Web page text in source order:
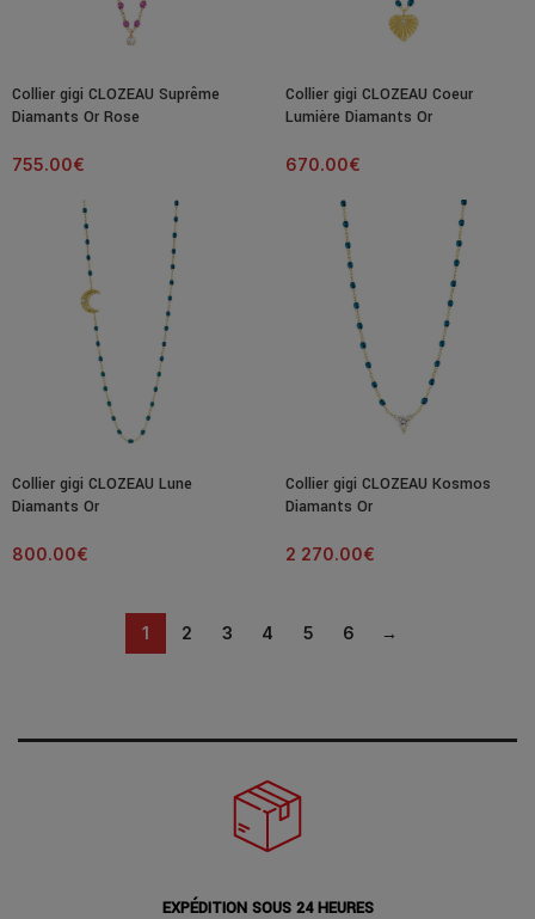
Collier gigi CLOZEAU Suprême
Diamants Or Rose
755.00€
Collier gigi CLOZEAU Coeur
Lumière Diamants Or
670.00€
Collier gigi CLOZEAU Lune
Diamants Or
800.00€
Collier gigi CLOZEAU Kosmos
Diamants Or
2 270.00€
1 2 3 4 5 6 →
EXPÉDITION SOUS 24 HEURES